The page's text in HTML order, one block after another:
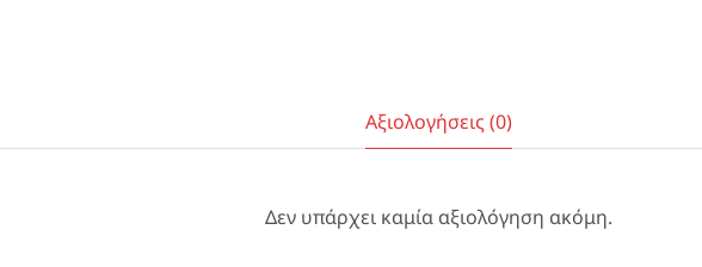
Αξιολογήσεις (0)
Δεν υπάρχει καμία αξιολόγηση ακόμη.